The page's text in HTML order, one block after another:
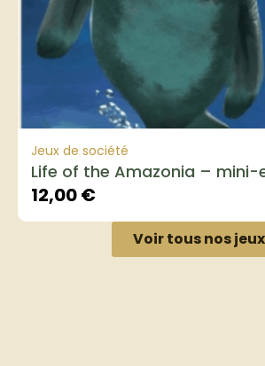
Jeux de société
Life of the Amazonia – mini-
12,00€
Voir tous nos jeux